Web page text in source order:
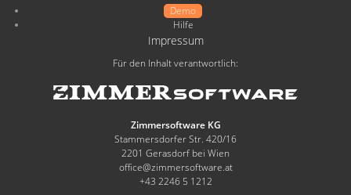
Demo
Hilfe
Impressum
Für den Inhalt verantwortlich:
Zimmersoftware KG
Stammersdorfer Str. 420/16
2201 Gerasdorf bei Wien
office@zimmersoftware.at
+43 2246 5 1212